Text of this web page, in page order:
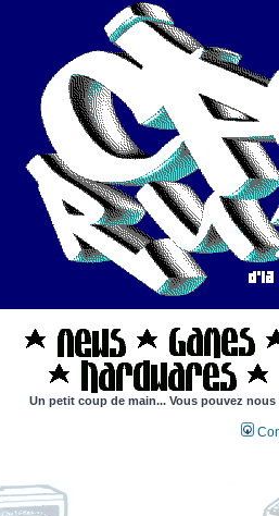
Un petit coup de main... Vous pouvez